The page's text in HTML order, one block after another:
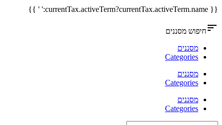
{{ currentTax.activeTerm?currentTax.activeTerm.name:' ' }}
sortחיפוש מסננים
מסננים
Categories
מסננים
Categories
מסננים
Categories